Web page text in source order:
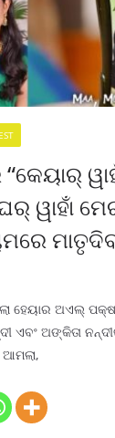
ୱାହାଁ
ହେୟାର ଅଏଲ୍
ଏବଂ ଅଙ୍କିତା
ଆମଲା,